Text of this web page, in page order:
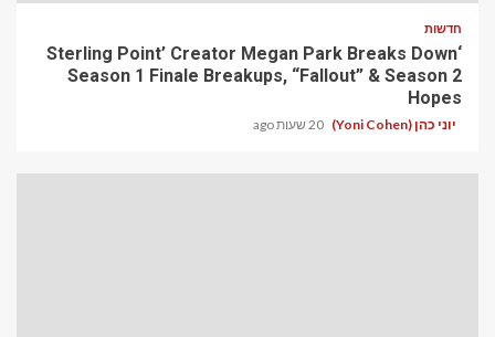
חדשות
‘Sterling Point’ Creator Megan Park Breaks Down
Season 1 Finale Breakups, “Fallout” & Season 2
Hopes
יוני כהן (Yoni Cohen) 20 שעות ago